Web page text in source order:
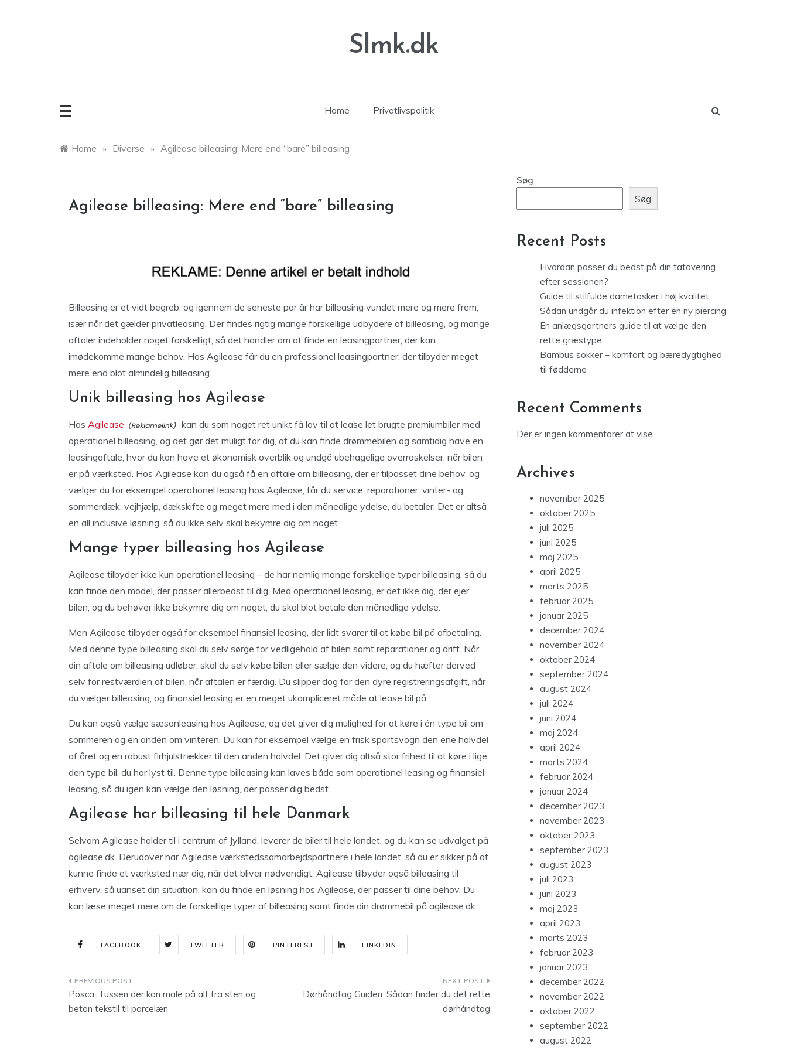
Slmk.dk
Home Privatlivspolitik
Home » Diverse » Agilease billeasing: Mere end “bare” billeasing
Agilease billeasing: Mere end “bare” billeasing
Billeasing er et vidt begreb, og igennem de seneste par år har billeasing vundet mere og mere frem,
især når det gælder privatleasing. Der findes rigtig mange forskellige udbydere af billeasing, og mange
aftaler indeholder noget forskelligt, så det handler om at finde en leasingpartner, der kan
imødekomme mange behov. Hos Agilease får du en professionel leasingpartner, der tilbyder meget
mere end blot almindelig billeasing.
Unik billeasing hos Agilease
Hos Agilease
kan du som noget ret unikt få lov til at lease let brugte premiumbiler med
operationel billeasing, og det gør det muligt for dig, at du kan finde drømmebilen og samtidig have en
leasingaftale, hvor du kan have et økonomisk overblik og undgå ubehagelige overraskelser, når bilen
er på værksted. Hos Agilease kan du også få en aftale om billeasing, der er tilpasset dine behov, og
vælger du for eksempel operationel leasing hos Agilease, får du service, reparationer, vinter- og
sommerdæk, vejhjælp, dækskifte og meget mere med i den månedlige ydelse, du betaler. Det er altså
en all inclusive løsning, så du ikke selv skal bekymre dig om noget.
Mange typer billeasing hos Agilease
Agilease tilbyder ikke kun operationel leasing – de har nemlig mange forskellige typer billeasing, så du
kan finde den model, der passer allerbedst til dig. Med operationel leasing, er det ikke dig, der ejer
bilen, og du behøver ikke bekymre dig om noget, du skal blot betale den månedlige ydelse.
Men Agilease tilbyder også for eksempel finansiel leasing, der lidt svarer til at købe bil på afbetaling.
Med denne type billeasing skal du selv sørge for vedligehold af bilen samt reparationer og drift. Når
din aftale om billeasing udløber, skal du selv købe bilen eller sælge den videre, og du hæfter derved
selv for restværdien af bilen, når aftalen er færdig. Du slipper dog for den dyre registreringsafgift, når
du vælger billeasing, og finansiel leasing er en meget ukompliceret måde at lease bil på.
Du kan også vælge sæsonleasing hos Agilease, og det giver dig mulighed for at køre i én type bil om
sommeren og en anden om vinteren. Du kan for eksempel vælge en frisk sportsvogn den ene halvdel
af året og en robust firhjulstrækker til den anden halvdel. Det giver dig altså stor frihed til at køre i lige
den type bil, du har lyst til. Denne type billeasing kan laves både som operationel leasing og finansiel
leasing, så du igen kan vælge den løsning, der passer dig bedst.
Agilease har billeasing til hele Danmark
Selvom Agilease holder til i centrum af Jylland, leverer de biler til hele landet, og du kan se udvalget på
agilease.dk. Derudover har Agilease værkstedssamarbejdspartnere i hele landet, så du er sikker på at
kunne finde et værksted nær dig, når det bliver nødvendigt. Agilease tilbyder også billeasing til
erhverv, så uanset din situation, kan du finde en løsning hos Agilease, der passer til dine behov. Du
kan læse meget mere om de forskellige typer af billeasing samt finde din drømmebil på agilease.dk.
FACEBOOK TWITTER PINTEREST LINKEDIN
Indlægsnavigation
Posca: Tussen der kan male på alt fra sten og
beton tekstil til porcelæn
Dørhåndtag Guiden: Sådan finder du det rette
dørhåndtag
Søg
Søg
Recent Posts
Hvordan passer du bedst på din tatovering
efter sessionen?
Guide til stilfulde dametasker i høj kvalitet
Sådan undgår du infektion efter en ny piercing
En anlægsgartners guide til at vælge den
rette græstype
Bambus sokker – komfort og bæredygtighed
til fødderne
Recent Comments
Der er ingen kommentarer at vise.
Archives
november 2025
oktober 2025
juli 2025
juni 2025
maj 2025
april 2025
marts 2025
februar 2025
januar 2025
december 2024
november 2024
oktober 2024
september 2024
august 2024
juli 2024
juni 2024
maj 2024
april 2024
marts 2024
februar 2024
januar 2024
december 2023
november 2023
oktober 2023
september 2023
august 2023
juli 2023
juni 2023
maj 2023
april 2023
marts 2023
februar 2023
januar 2023
december 2022
november 2022
oktober 2022
september 2022
august 2022